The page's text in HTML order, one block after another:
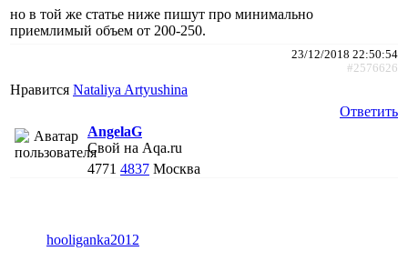
но в той же статье ниже пишут про минимально
приемлимый объем от 200-250.
23/12/2018 22:50:54
#2576626
Нравится Nataliya Artyushina
Ответить
AngelaG
Свой на Aqa.ru
4771 4837 Москва
hooliganka2012